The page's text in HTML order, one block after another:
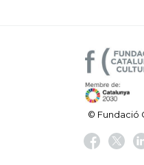
© Fundació